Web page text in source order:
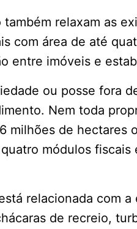
relaxam as
com área de até
entre imóveis e
ou posse fora
Nem toda
milhões de hectares
módulos
relacionada com
de recreio,